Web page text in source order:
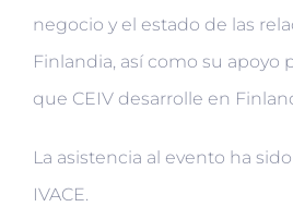
negocio y el estado de las
Finlandia, así como su apoyo
que CEIV desarrolle en
La asistencia al evento ha
IVACE.